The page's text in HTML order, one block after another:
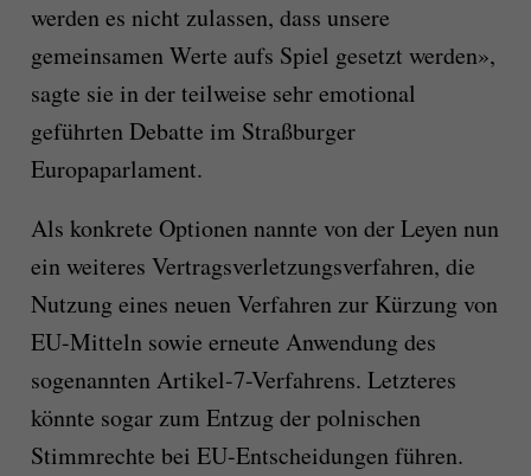
werden es nicht zulassen, dass unsere
gemeinsamen Werte aufs Spiel gesetzt werden»,
sagte sie in der teilweise sehr emotional
geführten Debatte im Straßburger
Europaparlament.
Als konkrete Optionen nannte von der Leyen nun
ein weiteres Vertragsverletzungsverfahren, die
Nutzung eines neuen Verfahren zur Kürzung von
EU-Mitteln sowie erneute Anwendung des
sogenannten Artikel-7-Verfahrens. Letzteres
könnte sogar zum Entzug der polnischen
Stimmrechte bei EU-Entscheidungen führen.